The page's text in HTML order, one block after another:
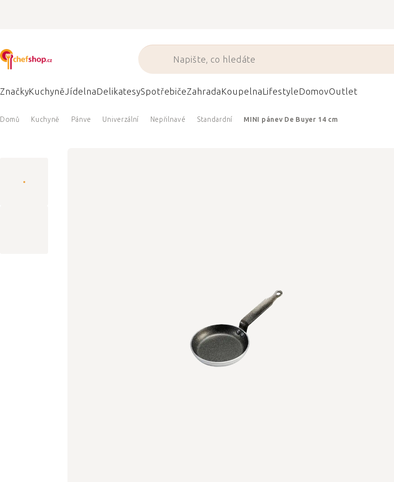
ZnačkyKuchyněJídelnaDelikatesySpotřebičeZahradaKoupelnaLifestyleDomovOutlet
Domů Kuchyně Pánve Univerzální Nepřilnavé Standardní MINI pánev De Buyer 14 cm